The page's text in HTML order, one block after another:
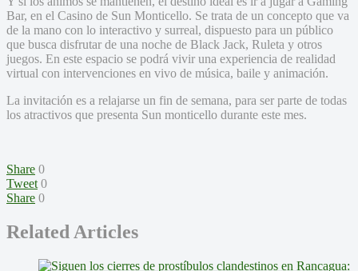
Bar, en el Casino de Sun Monticello. Se trata de un concepto que va
de la mano con lo interactivo y surreal, dispuesto para un público
que busca disfrutar de una noche de Black Jack, Ruleta y otros
juegos. En este espacio se podrá vivir una experiencia de realidad
virtual con intervenciones en vivo de música, baile y animación.
La invitación es a relajarse un fin de semana, para ser parte de todas
los atractivos que presenta Sun monticello durante este mes.
Share 0
Tweet 0
Share 0
Related Articles